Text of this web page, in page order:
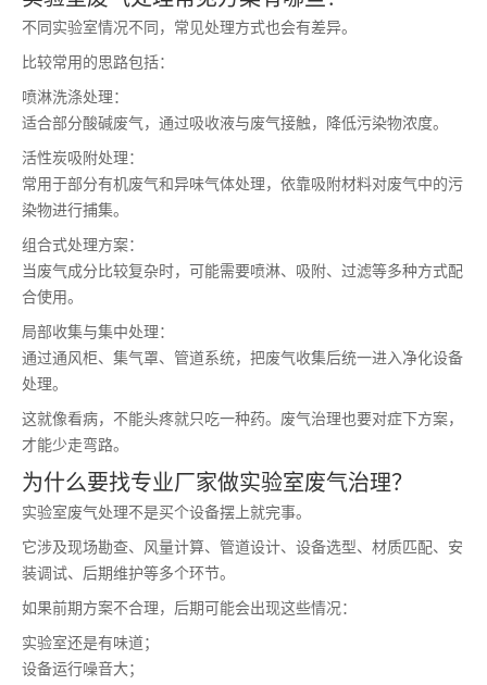
不同实验室情况不同，常见处理方式也会有差异。
比较常用的思路包括：
喷淋洗涤处理：
适合部分酸碱废气，通过吸收液与废气接触，降低污染物浓度。
活性炭吸附处理：
常用于部分有机废气和异味气体处理，依靠吸附材料对废气中的污
染物进行捕集。
组合式处理方案：
当废气成分比较复杂时，可能需要喷淋、吸附、过滤等多种方式配
合使用。
局部收集与集中处理：
通过通风柜、集气罩、管道系统，把废气收集后统一进入净化设备
处理。
这就像看病，不能头疼就只吃一种药。废气治理也要对症下方案，
才能少走弯路。
为什么要找专业厂家做实验室废气治理？
实验室废气处理不是买个设备摆上就完事。
它涉及现场勘查、风量计算、管道设计、设备选型、材质匹配、安
装调试、后期维护等多个环节。
如果前期方案不合理，后期可能会出现这些情况：
实验室还是有味道；
设备运行噪音大；